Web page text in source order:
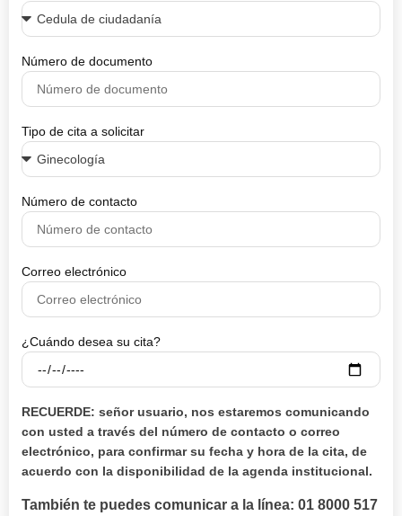
Número de documento
Tipo de cita a solicitar
Número de contacto
Correo electrónico
¿Cuándo desea su cita?
RECUERDE: señor usuario, nos estaremos comunicando
con usted a través del número de contacto o correo
electrónico, para confirmar su fecha y hora de la cita, de
acuerdo con la disponibilidad de la agenda institucional.
También te puedes comunicar a la línea: 01 8000 517